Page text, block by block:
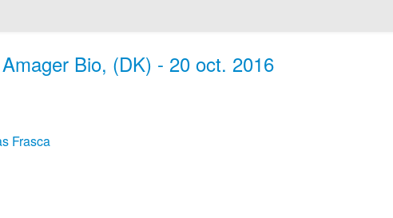
Bio, (DK) - 20 oct. 2016
Frasca